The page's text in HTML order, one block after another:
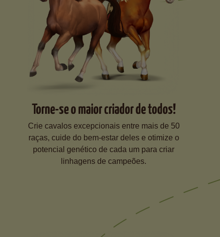
Torne-se o maior criador de todos!
Crie cavalos excepcionais entre mais de 50
raças, cuide do bem-estar deles e otimize o
potencial genético de cada um para criar
linhagens de campeões.